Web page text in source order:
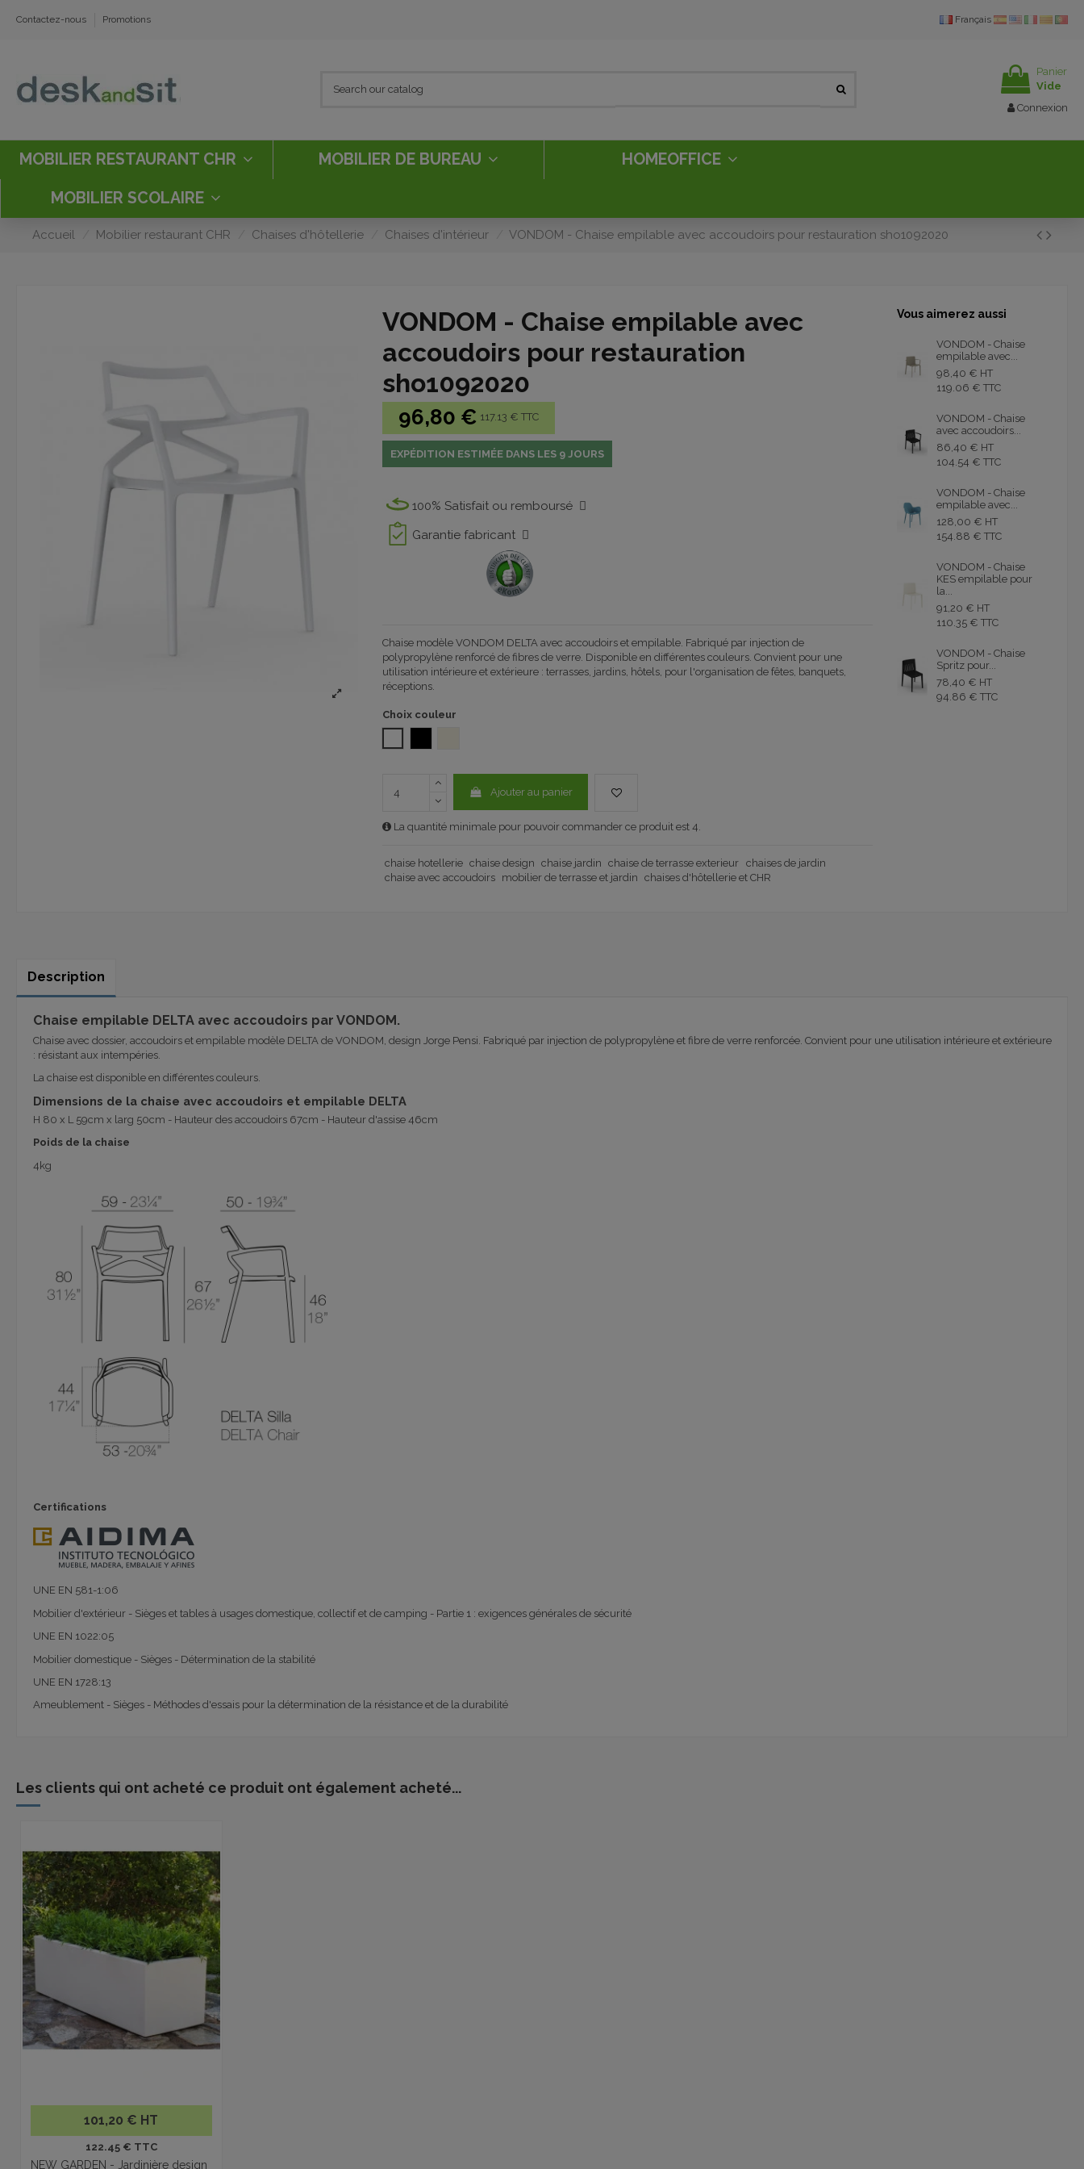
Contactez-nous Promotions Français
Panier
Vide
Connexion
MOBILIER RESTAURANT CHR MOBILIER DE BUREAU HOMEOFFICE
MOBILIER SCOLAIRE
Accueil Mobilier restaurant CHR Chaises d'hôtellerie Chaises d'intérieur VONDOM - Chaise empilable avec accoudoirs pour restauration sho1092020
VONDOM - Chaise empilable avec
accoudoirs pour restauration
sho1092020
96,80 € 117.13 € TTC
EXPÉDITION ESTIMÉE DANS LES 9 JOURS
100% Satisfait ou remboursé
Garantie fabricant
Chaise modèle VONDOM DELTA avec accoudoirs et empilable. Fabriqué par injection de
polypropylène renforcé de fibres de verre. Disponible en différentes couleurs. Convient pour une
utilisation intérieure et extérieure : terrasses, jardins, hôtels, pour l'organisation de fêtes, banquets,
réceptions.
Choix couleur
Ajouter au panier
La quantité minimale pour pouvoir commander ce produit est 4.
chaise hotellerie chaise design chaise jardin chaise de terrasse exterieur chaises de jardin
chaise avec accoudoirs
mobilier de terrasse et jardin chaises d'hôtellerie et CHR
Vous aimerez aussi
VONDOM - Chaise
empilable avec...
98,40 € HT
119.06 € TTC
VONDOM - Chaise
avec accoudoirs...
86,40 € HT
104.54 € TTC
VONDOM - Chaise
empilable avec...
128,00 € HT
154.88 € TTC
VONDOM - Chaise
KES empilable pour
la...
91,20 € HT
110.35 € TTC
VONDOM - Chaise
Spritz pour...
78,40 € HT
94.86 € TTC
Description
Chaise empilable DELTA avec accoudoirs par VONDOM.
Chaise avec dossier, accoudoirs et empilable modèle DELTA de VONDOM, design Jorge Pensi. Fabriqué par injection de polypropylène et fibre de verre renforcée. Convient pour une utilisation intérieure et extérieure
: résistant aux intempéries.
La chaise est disponible en différentes couleurs.
Dimensions de la chaise avec accoudoirs et empilable DELTA
H 80 x L 59cm x larg 50cm - Hauteur des accoudoirs 67cm - Hauteur d'assise 46cm
Poids de la chaise
4kg
Certifications
UNE EN 581-1:06
Mobilier d'extérieur - Sièges et tables à usages domestique, collectif et de camping - Partie 1 : exigences générales de sécurité
UNE EN 1022:05
Mobilier domestique - Sièges - Détermination de la stabilité
UNE EN 1728:13
Ameublement - Sièges - Méthodes d'essais pour la détermination de la résistance et de la durabilité
Les clients qui ont acheté ce produit ont également acheté...
101,20 € HT
122.45 € TTC
NEW GARDEN - Jardinière design